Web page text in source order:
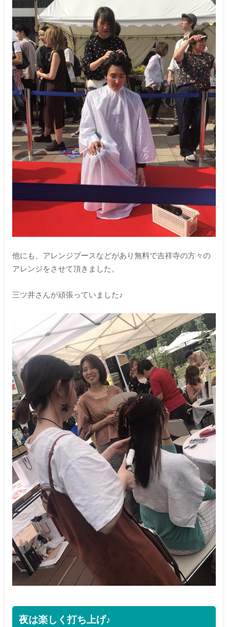
他にも、アレンジブースなどがあり無料で吉祥寺の方々の
アレンジをさせて頂きました。
三ツ井さんが頑張っていました♪
夜は楽しく打ち上げ♪